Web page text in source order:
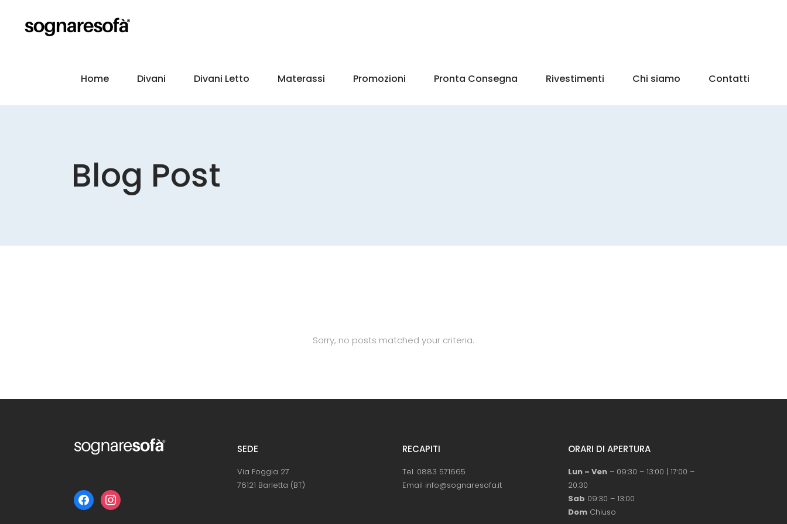
Home Divani Divani Letto Materassi Promozioni Pronta Consegna Rivestimenti Chi siamo Contatti
Blog Post
Sorry, no posts matched your criteria.
facebookinstagram
SEDE
Via Foggia 27
76121 Barletta (BT)
RECAPITI
Tel. 0883 571665
Email info@sognaresofa.it
ORARI DI APERTURA
Lun – Ven– 09:30 – 13:00 | 17:00 –
20:30
Sab 09:30 – 13:00
DomChiuso